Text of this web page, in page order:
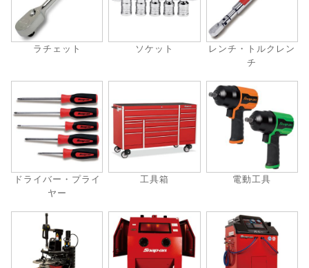
ラチェット ソケット
レンチ・トルクレン
チ
ドライバー・プライ
ヤー
工具箱 電動工具